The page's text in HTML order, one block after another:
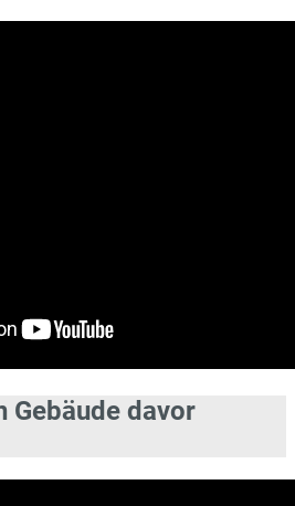
Gebäude davor